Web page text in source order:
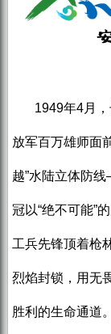
1949年4月
放军百万雄师面
越”水陆立体防
冠以“绝不可能”
工兵先锋顶着枪
烈焰封锁，用无
胜利的生命通道。